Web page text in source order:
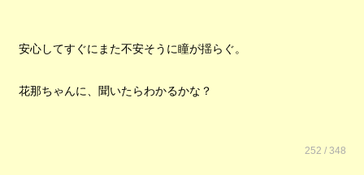
安心してすぐにまた不安そうに瞳が揺らぐ。
花那ちゃんに、聞いたらわかるかな？
252 / 348